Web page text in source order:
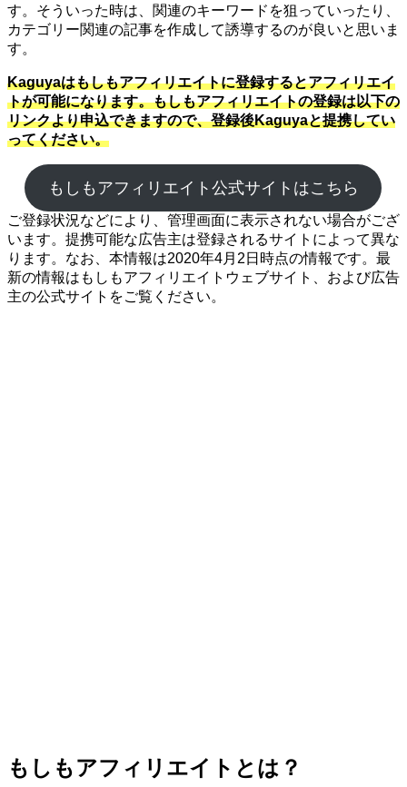
す。そういった時は、関連のキーワードを狙っていったり、
カテゴリー関連の記事を作成して誘導するのが良いと思いま
す。
Kaguyaはもしもアフィリエイトに登録するとアフィリエイ
トが可能になります。もしもアフィリエイトの登録は以下の
リンクより申込できますので、登録後Kaguyaと提携してい
ってください。
もしもアフィリエイト公式サイトはこちら
ご登録状況などにより、管理画面に表示されない場合がござ
います。提携可能な広告主は登録されるサイトによって異な
ります。なお、本情報は2020年4月2日時点の情報です。最
新の情報はもしもアフィリエイトウェブサイト、および広告
主の公式サイトをご覧ください。
もしもアフィリエイトとは？